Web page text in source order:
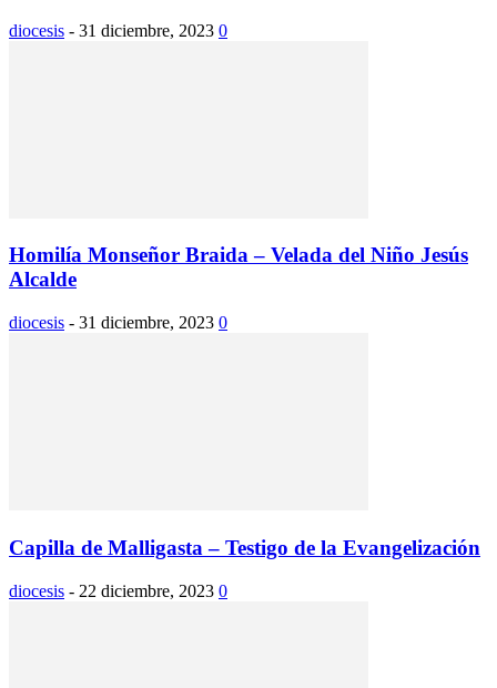
diocesis - 31 diciembre, 2023 0
Homilía Monseñor Braida – Velada del Niño Jesús
Alcalde
diocesis - 31 diciembre, 2023 0
Capilla de Malligasta – Testigo de la Evangelización
diocesis - 22 diciembre, 2023 0